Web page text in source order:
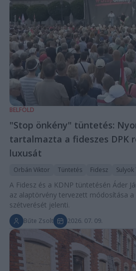
BELFÖLD
"Stop önkény" tüntetés:
tartalmazta a fideszes DPK
luxusát
Orbán Viktor Tüntetés Fidesz
A Fidesz és a KDNP tüntetésén Áder
az alaptörvény tervezett módosítása
szétverését jelenti.
Bűte Zsolt 2026. 07. 09.